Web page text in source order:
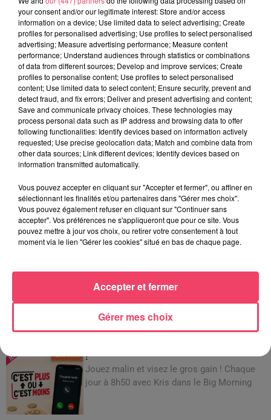
SEGRÉ. ATTAQUE À L'ARME BLANCHE : L'AGRESSEUR INTERPELLÉ,
LE...
29 juillet 2026
PAS...
JEUX
!
Jouez malin et visez le gros gain ! Chaque
jour à 8h50 avec Kris dans le Big Morning
your consent and/or our legitimate interest: Store and/or access
information on a device; Use limited data to select advertising; Create
profiles for personalised advertising; Use profiles to select personalised
advertising; Measure advertising performance; Measure content
performance; Understand audiences through statistics or combinations
of data from different sources; Develop and improve services; Create
profiles to personalise content; Use profiles to select personalised
content; Use limited data to select content; Ensure security, prevent and
detect fraud, and fix errors; Deliver and present advertising and content;
Save and communicate privacy choices. These technologies may
process personal data such as IP address and browsing data to offer
following functionalities: Identify devices based on information actively
requested; Use precise geolocation data; Match and combine data from
other data sources; Link different devices; Identify devices based on
information transmitted automatically.
Vous pouvez accepter en cliquant sur "Accepter et fermer", ou affiner en
sélectionnant les finalités et/ou partenaires dans "Gérer mes choix".
Vous pouvez également refuser en cliquant sur "Continuer sans
accepter". Vos préférences ne s'appliqueront que pour ce site. Vous
pouvez mettre à jour vos choix, ou retirer votre consentement à tout
moment via le lien "Gérer les cookies" situé en bas de chaque page.
Gérer mes choix
Accepter et fermer